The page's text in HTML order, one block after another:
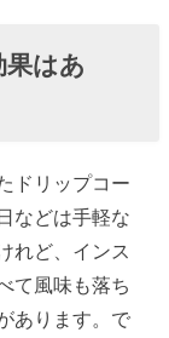
はあ
ドリップコー
などは手軽な
れど、インス
て風味も落ち
あります。で